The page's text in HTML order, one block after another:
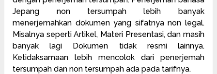
Jepang non tersumpah lebih banyak
menerjemahkan dokumen yang sifatnya non legal.
Misalnya seperti Artikel, Materi Presentasi, dan masih
banyak lagi Dokumen tidak resmi lainnya.
Ketidaksamaan lebih mencolok dari penerjemah
tersumpah dan non tersumpah ada pada tarifnya.